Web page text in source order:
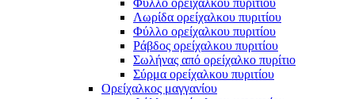
Φύλλο ορείχαλκου πυριτίου
Λωρίδα ορείχαλκου πυριτίου
Φύλλο ορείχαλκου πυριτίου
Ράβδος ορείχαλκου πυριτίου
Σωλήνας από ορείχαλκο πυρίτιο
Σύρμα ορείχαλκου πυριτίου
Ορείχαλκος μαγγανίου